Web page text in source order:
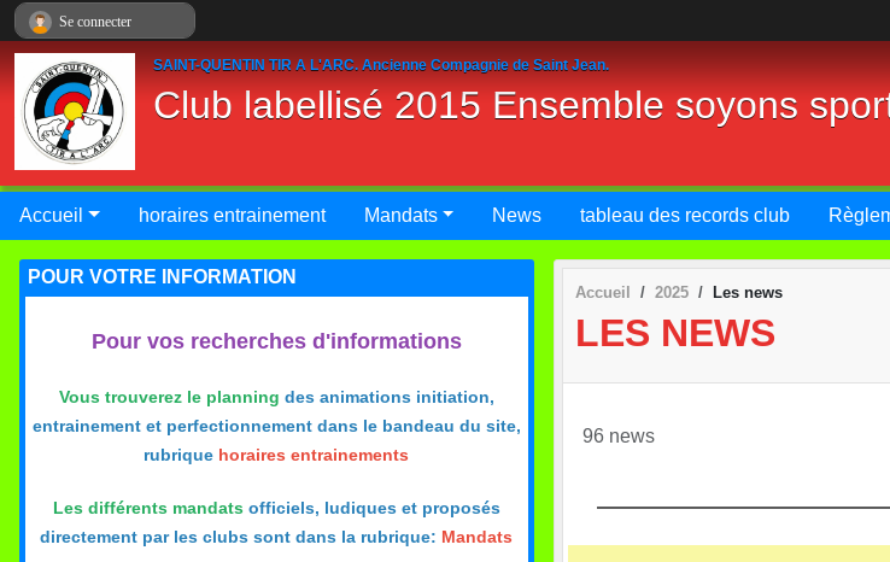
SAINT-QUENTIN TIR A L'ARC. Ancienne Compagnie de Saint Jean.
Club labellisé 2015 Ensemble soyons
Accueil horaires entrainement Mandats News tableau des records club
Accueil 2025 Les news
LES NEWS
96 news
POUR VOTRE INFORMATION
Pour vos recherches d'informations
Vous trouverez le planning des animations initiation,
entrainement et perfectionnement dans le bandeau du site,
rubrique horaires entrainements
Les différents mandatsofficiels, ludiques et proposés
directement par les clubs sont dans la rubrique: Mandats
Se connecter
Panneau de gestion des cookies